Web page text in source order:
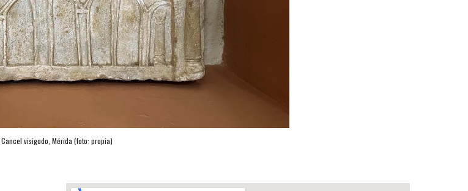
Cancel visigodo, Mérida (foto: propia)